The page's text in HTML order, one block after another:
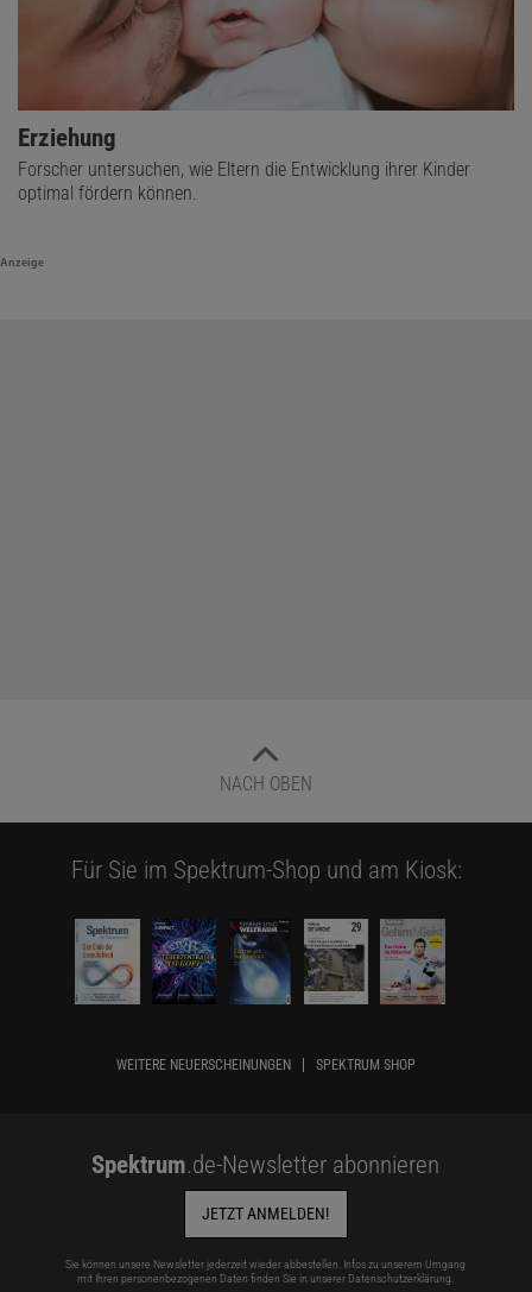
Erziehung
Forscher untersuchen, wie Eltern die Entwicklung ihrer Kinder
optimal fördern können.
Anzeige
NACH OBEN
Für Sie im Spektrum-Shop und am Kiosk:
WEITERE NEUERSCHEINUNGEN SPEKTRUM SHOP
Spektrum.de-Newsletter abonnieren
JETZT ANMELDEN!
Sie können unsere Newsletter jederzeit wieder abbestellen. Infos zu unserem Umgang
mit Ihren personenbezogenen Daten finden Sie in unserer Datenschutzerklärung